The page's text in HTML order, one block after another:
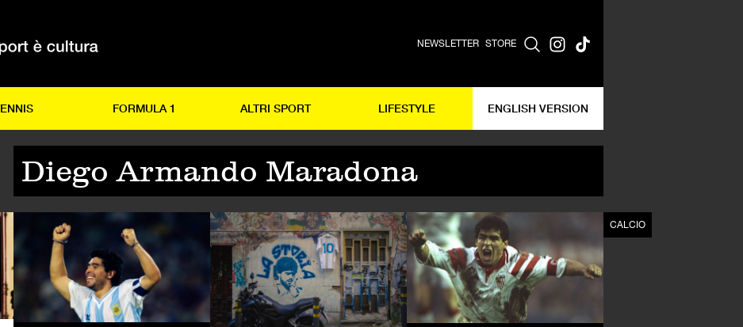
NEWSLETTER STORE
FORMULA 1 ALTRI SPORT LIFESTYLE ENGLISH VERSION
Diego Armando Maradona
CALCIO CALCIO CALCIO CALCIO